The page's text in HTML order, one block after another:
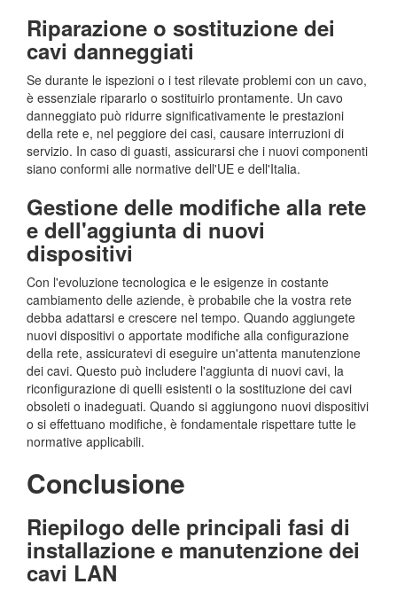
Riparazione o sostituzione dei
cavi danneggiati
Se durante le ispezioni o i test rilevate problemi con un cavo,
è essenziale ripararlo o sostituirlo prontamente. Un cavo
danneggiato può ridurre significativamente le prestazioni
della rete e, nel peggiore dei casi, causare interruzioni di
servizio. In caso di guasti, assicurarsi che i nuovi componenti
siano conformi alle normative dell'UE e dell'Italia.
Gestione delle modifiche alla rete
e dell'aggiunta di nuovi
dispositivi
Con l'evoluzione tecnologica e le esigenze in costante
cambiamento delle aziende, è probabile che la vostra rete
debba adattarsi e crescere nel tempo. Quando aggiungete
nuovi dispositivi o apportate modifiche alla configurazione
della rete, assicuratevi di eseguire un'attenta manutenzione
dei cavi. Questo può includere l'aggiunta di nuovi cavi, la
riconfigurazione di quelli esistenti o la sostituzione dei cavi
obsoleti o inadeguati. Quando si aggiungono nuovi dispositivi
o si effettuano modifiche, è fondamentale rispettare tutte le
normative applicabili.
Conclusione
Riepilogo delle principali fasi di
installazione e manutenzione dei
cavi LAN